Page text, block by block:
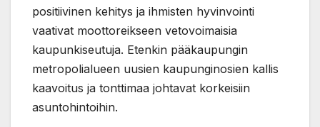
positiivinen kehitys ja ihmisten hyvinvointi
vaativat moottoreikseen vetovoimaisia
kaupunkiseutuja. Etenkin pääkaupungin
metropolialueen uusien kaupunginosien kallis
kaavoitus ja tonttimaa johtavat korkeisiin
asuntohintoihin.